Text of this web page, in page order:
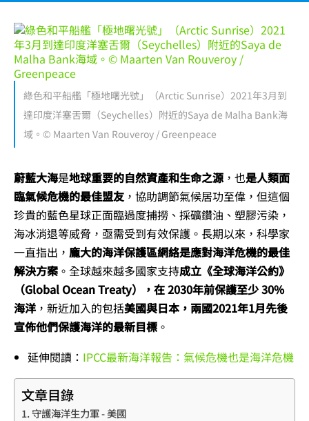
綠色和平船艦「極地曙光號」（Arctic Sunrise）2021年3月到
達印度洋塞舌爾（Seychelles）附近的Saya de Malha Bank海
域。© Maarten Van Rouveroy / Greenpeace
蔚藍大海是地球重要的自然資產和生命之源，也是人類面
臨氣候危機的最佳盟友，協助調節氣候居功至偉，但這個
珍貴的藍色星球正面臨過度捕撈、採礦鑽油、塑膠污染，
海冰消退等威脅，亟需受到有效保護。長期以來，科學家
一直指出， 龐大的海洋保護區網絡是應對海洋危機的最佳
解決方案 。全球越來越多國家支持成立《全球海洋公約》
（Global Ocean Treaty），在 2030年前保護至少 30%
海洋 ，新近加入的包括美國與日本，兩國2021年1月先後
宣佈他們保護海洋的最新目標 。
延伸閱讀： IPCC最新海洋報告：氣候危機也是海洋危機
文章目錄
守護海洋生力軍 - 美國